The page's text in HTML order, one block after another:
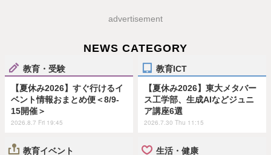
advertisement
NEWS CATEGORY
教育・受験
【夏休み2026】すぐ行けるイ
ベント情報おまとめ便＜8/9-
15開催＞
2026.8.7 Fri 19:45
教育ICT
【夏休み2026】東大メタバー
ス工学部、生成AIなどジュニ
ア講座6選
2026.7.30 Thu 11:15
教育イベント 生活・健康